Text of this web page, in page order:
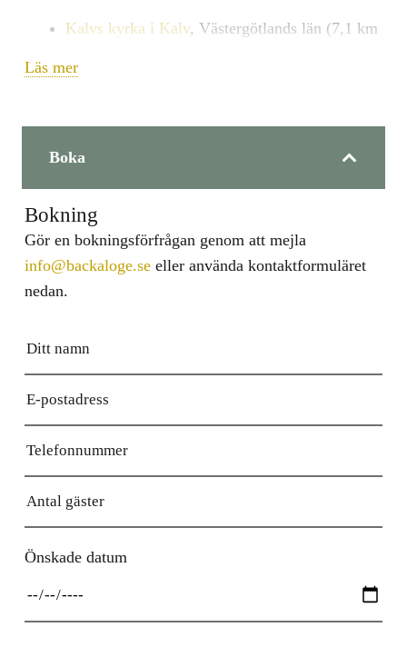
Kalvs kyrka i Kalv, Västergötlands län (7,1 km
Tid för vigsel bokas av er direkt med kyrkans
förvaltning.
På Backa Loge bokar ni festvåning i kombination
sammanhållen upplevelse för er och era gäster.
Ni har tillgång till hela Logen, samt altan, trädgård,
parkering och grillstuga. Tillsammans skapar vi en
helhet som passar ert firande – oavsett om det gäller
bröllop, fest eller konferens.
När ni hyr hela Backa Loge tillsammans med
anläggningen under er vistelse.
Läs mer
Boka
Bokning
Gör en bokningsförfrågan genom att mejla
info@backaloge.se eller använda kontaktformuläret
nedan.
Önskade datum